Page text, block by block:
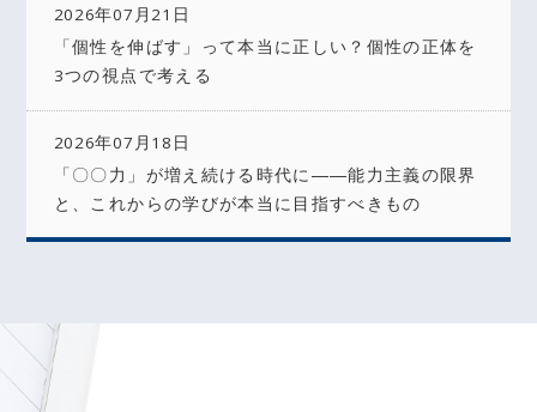
2026年07月21日
「個性を伸ばす」って本当に正しい？個性の正体を
3つの視点で考える
2026年07月18日
「〇〇力」が増え続ける時代に――能力主義の限界
と、これからの学びが本当に目指すべきもの